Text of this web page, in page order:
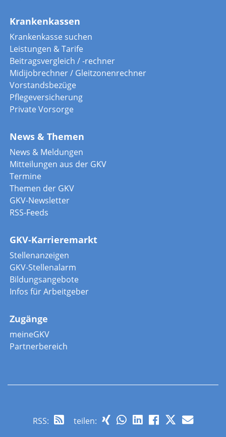
Krankenkassen
Krankenkasse suchen
Leistungen & Tarife
Beitragsvergleich / -rechner
Midijobrechner / Gleitzonenrechner
Vorstandsbezüge
Pflegeversicherung
Private Vorsorge
News & Themen
News & Meldungen
Mitteilungen aus der GKV
Termine
Themen der GKV
GKV-Newsletter
RSS-Feeds
GKV-Karrieremarkt
Stellenanzeigen
GKV-Stellenalarm
Bildungsangebote
Infos für Arbeitgeber
Zugänge
meineGKV
Partnerbereich
RSS: teilen: